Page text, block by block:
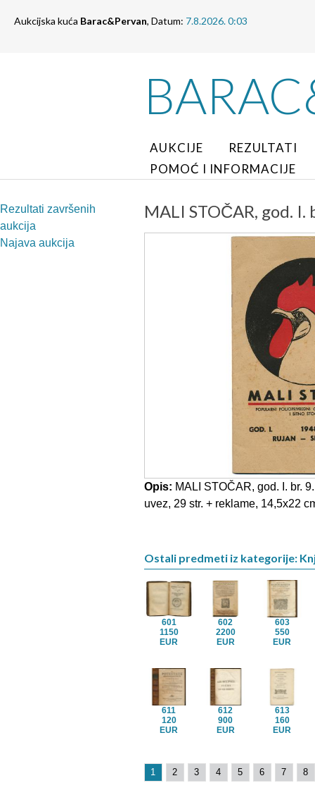
Aukcijska kuća Barac&Pervan, Datum: 7.8.2026. 0:03
AUKCIJE
REZULTATI
POMOĆ I INFORMACIJE
Rezultati završenih
aukcija
Najava aukcija
MALI STOČAR, god.
Opis: MALI STOČAR, god. I. br.
uvez, 29 str. + reklame, 14,5x22
Ostali predmeti iz kategorije:
601
1150
EUR
602
2200
EUR
603
550
EUR
611
120
EUR
612
900
EUR
613
160
EUR
1 2 3 4 5 6 7 8